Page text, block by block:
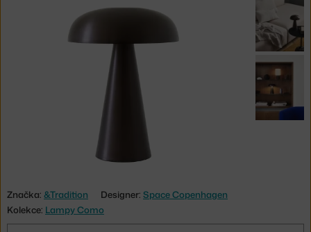
Značka: &Tradition Designer: Space Copenhagen
Kolekce: Lampy Como